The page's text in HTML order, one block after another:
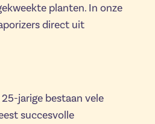
planten. In onze
direct uit
jarige bestaan vele
succesvolle